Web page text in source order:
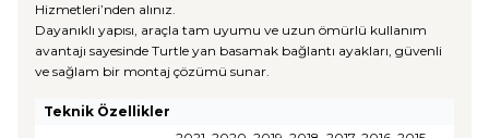
Hizmetleri’nden alınız.
Dayanıklı yapısı, araçla tam uyumu ve uzun ömürlü kullanım
avantajı sayesinde Turtle yan basamak bağlantı ayakları, güvenli
ve sağlam bir montaj çözümü sunar.
Teknik Özellikler